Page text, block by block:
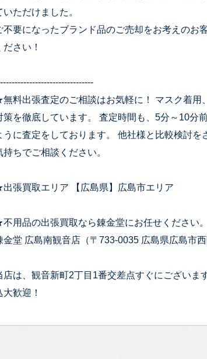
いただけました。
不要になったブランド品のご売却をお考えのお
ださい！
料出張査定のご相談はお気軽に！ マスク着用
策を徹底しています。 査定時間も、5分～10分
うに査定をしております。 他社様と比較検討
持ちでご相談ください。
張買取エリア 【広島県】広島市エリア
用品の出張買取なら錬金堂にお任せください。
金堂 広島南観音店（〒733-0035 広島県広島市西
店は、観音新町2丁目1番交差点すぐにござい
大歓迎！